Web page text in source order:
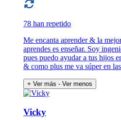
78 han repetido
Me encanta aprender & la
aprendes es enseñar. Soy
pues puedo ayudar a tus hijos
& como plus me va súper en
+ Ver más - Ver menos
Vicky